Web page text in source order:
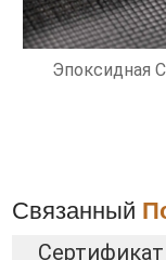
Эпоксидная
Связанный